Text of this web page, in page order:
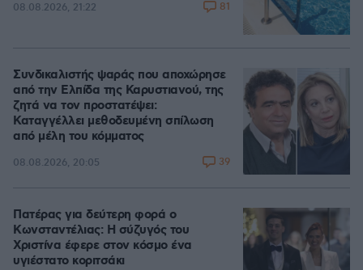
08.08.2026, 21:22 81
Συνδικαλιστής ψαράς που αποχώρησε
από την Ελπίδα της Καρυστιανού, της
ζητά να τον προστατέψει:
Καταγγέλλει μεθοδευμένη σπίλωση
από μέλη του κόμματος
08.08.2026, 20:05 39
Πατέρας για δεύτερη φορά ο
Κωνσταντέλιας: Η σύζυγός του
Χριστίνα έφερε στον κόσμο ένα
υγιέστατο κοριτσάκι